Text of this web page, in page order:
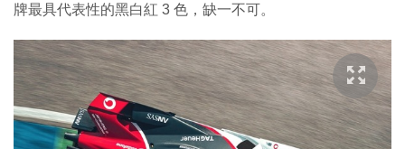
牌最具代表性的黑白紅 3 色，缺一不可。